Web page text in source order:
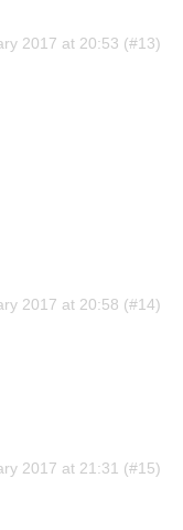
2017 at 20:53
2017 at 20:58
2017 at 21:31